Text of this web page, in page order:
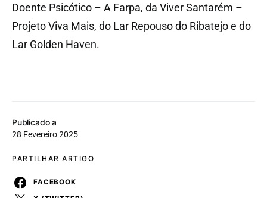
Publicado a
28 Fevereiro 2025
PARTILHAR ARTIGO
FACEBOOK
Doente Psicótico – A Farpa, da Viver Santarém –
Projeto Viva Mais, do Lar Repouso do Ribatejo e do
Lar Golden Haven.